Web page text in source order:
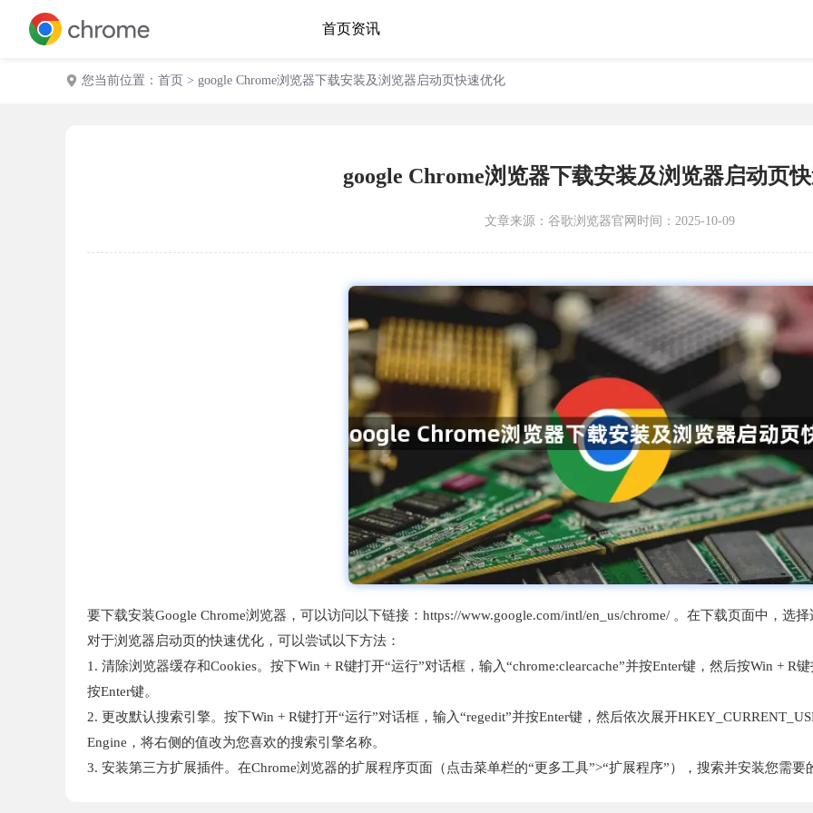
首页资讯
您当前位置： 首页 > google Chrome浏览器下载安装及浏览器启动页快速优化
google Chrome浏览器下载安装及浏览器启动页
文章来源： 谷歌浏览器官网 时间：2025-10-09
要下载安装Google Chrome浏览器，可以访问以下链接：https://www.google.com/intl/en_us/chrome/ 。在下载页面中，选
对于浏览器启动页的快速优化，可以尝试以下方法：
1. 清除浏览器缓存和Cookies。按下Win + R键打开“运行”对话框，输入“chrome:clearcache”并按Enter键，然后按Win + R
按Enter键。
2. 更改默认搜索引擎。按下Win + R键打开“运行”对话框，输入“regedit”并按Enter键，然后依次展开
Engine，将右侧的值改为您喜欢的搜索引擎名称。
3. 安装第三方扩展插件。在Chrome浏览器的扩展程序页面（点击菜单栏的“更多工具”>“扩展程序”），搜索并安装您需要